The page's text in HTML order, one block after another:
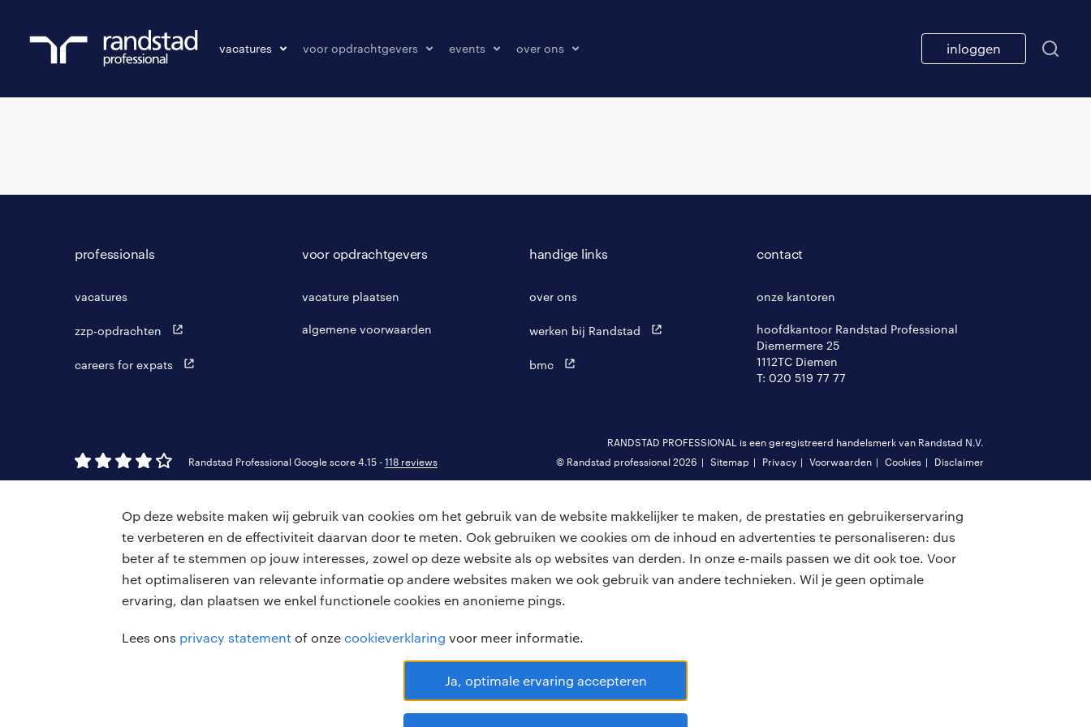
Op deze website maken wij gebruik van cookies om het gebruik van de website makkelijker te maken, de prestaties en gebruikerservaring
te verbeteren en de effectiviteit daarvan door te meten. Ook gebruiken we cookies om de inhoud en advertenties te personaliseren: dus
beter af te stemmen op jouw interesses, zowel op deze website als op websites van derden. In onze e-mails passen we dit ook toe. Voor
het optimaliseren van relevante informatie op andere websites maken we ook gebruik van andere technieken. Wil je geen optimale
ervaring, dan plaatsen we enkel functionele cookies en anonieme pings.
Lees ons privacy statement of onze cookieverklaring voor meer informatie.
Ja, optimale ervaring accepteren
vacatures voor opdrachtgevers events over ons inloggen
professionals
vacatures
zzp-opdrachten
careers for expats
voor opdrachtgevers
vacature plaatsen
algemene voorwaarden
handige links
over ons
werken bij Randstad
bmc
contact
onze kantoren
hoofdkantoor Randstad Professional
Diemermere 25
1112TC Diemen
T: 020 519 77 77
Randstad Professional Google score 4.15 - 118 reviews
RANDSTAD PROFESSIONAL is een geregistreerd handelsmerk van Randstad N.V.
© Randstad professional 2026
Sitemap Privacy Voorwaarden Cookies Disclaimer